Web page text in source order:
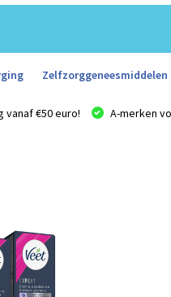
Zelfzorggeneesmiddelen
vanaf €50 euro! A-merken